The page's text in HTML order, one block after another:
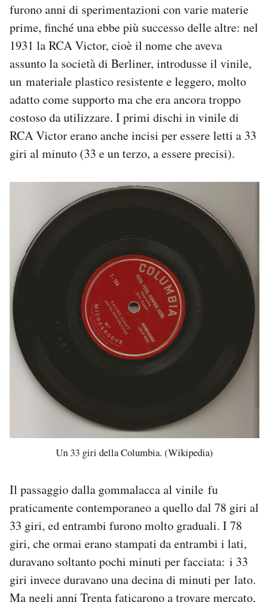
furono anni di sperimentazioni con varie materie
prime, finché una ebbe più successo delle altre: nel
1931 la RCA Victor, cioè il nome che aveva
assunto la società di Berliner, introdusse il vinile,
un materiale plastico resistente e leggero, molto
adatto come supporto ma che era ancora troppo
costoso da utilizzare. I primi dischi in vinile di
RCA Victor erano anche incisi per essere letti a 33
giri al minuto (33 e un terzo, a essere precisi).
Un 33 giri della Columbia. (Wikipedia)
Il passaggio dalla gommalacca al vinile fu
praticamente contemporaneo a quello dal 78 giri al
33 giri, ed entrambi furono molto graduali. I 78
giri, che ormai erano stampati da entrambi i lati,
duravano soltanto pochi minuti per facciata: i 33
giri invece duravano una decina di minuti per lato.
Ma negli anni Trenta faticarono a trovare mercato,